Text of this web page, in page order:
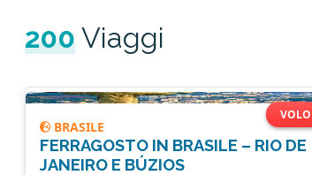
200Viaggi
BRASILE
FERRAGOSTO IN BRASILE – RIO DE
JANEIRO E BÚZIOS